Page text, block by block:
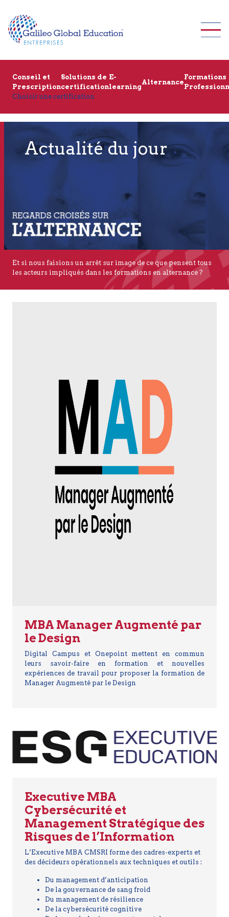
Conseil et
Prescription
Solutions de
certification
E-
learning
Alternance
Formations
Choisir une certification
Actualité du jour
Et si nous faisions un arrêt sur image de ce que pensent tous
les acteurs impliqués dans les formations en alternance ?
MBA Manager Augmenté par
le Design
Digital Campus et Onepoint mettent en commun
leurs savoir-faire en formation et nouvelles
expériences de travail pour proposer la formation de
Manager Augmenté par le Design
Executive MBA
Cybersécurité et
Management Stratégique des
Risques de l’Information
L’Executive MBA CMSRI forme des cadres-experts et
des décideurs opérationnels aux techniques et outils :
Du management d’anticipation
De la gouvernance de sang froid
Du management de résilience
De la cybersécurité cognitive